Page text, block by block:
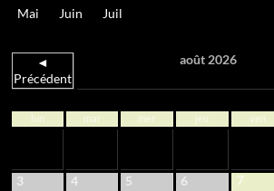
Mai Juin Juil
◄
Précédent
août 2026
lun mar mer jeu ven
3 4 5 6 7